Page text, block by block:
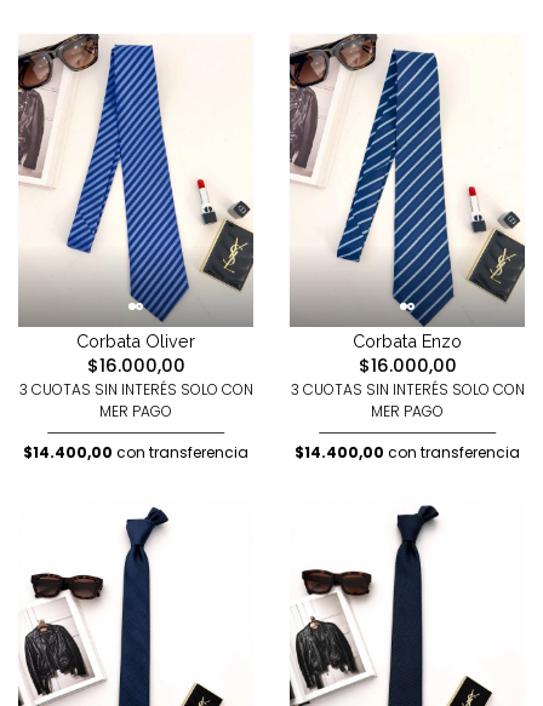
Corbata Oliver
$16.000,00
3 CUOTAS SIN INTERÉS SOLO CON
MER PAGO
$14.400,00 con transferencia
Corbata Enzo
$16.000,00
3 CUOTAS SIN INTERÉS SOLO CON
MER PAGO
$14.400,00 con transferencia